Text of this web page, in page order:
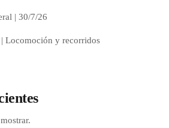
| 30/7/26
Locomoción y recorridos